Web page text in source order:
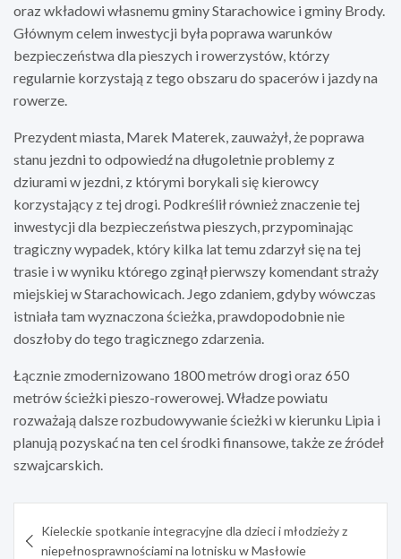
oraz wkładowi własnemu gminy Starachowice i gminy Brody.
Głównym celem inwestycji była poprawa warunków
bezpieczeństwa dla pieszych i rowerzystów, którzy
regularnie korzystają z tego obszaru do spacerów i jazdy na
rowerze.
Prezydent miasta, Marek Materek, zauważył, że poprawa
stanu jezdni to odpowiedź na długoletnie problemy z
dziurami w jezdni, z którymi borykali się kierowcy
korzystający z tej drogi. Podkreślił również znaczenie tej
inwestycji dla bezpieczeństwa pieszych, przypominając
tragiczny wypadek, który kilka lat temu zdarzył się na tej
trasie i w wyniku którego zginął pierwszy komendant straży
miejskiej w Starachowicach. Jego zdaniem, gdyby wówczas
istniała tam wyznaczona ścieżka, prawdopodobnie nie
doszłoby do tego tragicznego zdarzenia.
Łącznie zmodernizowano 1800 metrów drogi oraz 650
metrów ścieżki pieszo-rowerowej. Władze powiatu
rozważają dalsze rozbudowywanie ścieżki w kierunku Lipia i
planują pozyskać na ten cel środki finansowe, także ze źródeł
szwajcarskich.
wpisu
Kieleckie spotkanie integracyjne dla dzieci i młodzieży z
niepełnosprawnościami na lotnisku w Masłowie